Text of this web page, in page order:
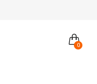
0